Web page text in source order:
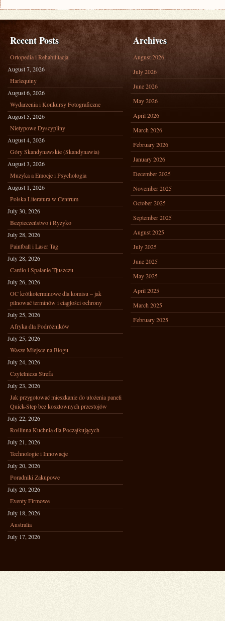
Recent Posts
Ortopedia i Rehabilitacja
August 7, 2026
Harlequiny
August 6, 2026
Wydarzenia i Konkursy Fotograficzne
August 5, 2026
Nietypowe Dyscypliny
August 4, 2026
Góry Skandynawskie (Skandynawia)
August 3, 2026
Muzyka a Emocje i Psychologia
August 1, 2026
Polska Literatura w Centrum
July 30, 2026
Bezpieczeństwo i Ryzyko
July 28, 2026
Paintball i Laser Tag
July 28, 2026
Cardio i Spalanie Tłuszczu
July 26, 2026
OC krótkoterminowe dla komisu – jak
pilnować terminów i ciągłości ochrony
July 25, 2026
Afryka dla Podróżników
July 25, 2026
Wasze Miejsce na Blogu
July 24, 2026
Czytelnicza Strefa
July 23, 2026
Jak przygotować mieszkanie do ułożenia paneli
Quick-Step bez kosztownych przestojów
July 22, 2026
Roślinna Kuchnia dla Początkujących
July 21, 2026
Technologie i Innowacje
July 20, 2026
Poradniki Zakupowe
July 20, 2026
Eventy Firmowe
July 18, 2026
Australia
July 17, 2026
Archives
August 2026
July 2026
June 2026
May 2026
April 2026
March 2026
February 2026
January 2026
December 2025
November 2025
October 2025
September 2025
August 2025
July 2025
June 2025
May 2025
April 2025
March 2025
February 2025